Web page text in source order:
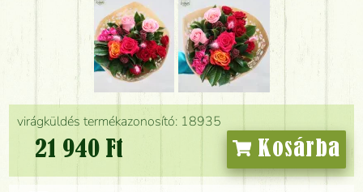
virágküldés termékazonosító: 18935
21 940 Ft Kosárba